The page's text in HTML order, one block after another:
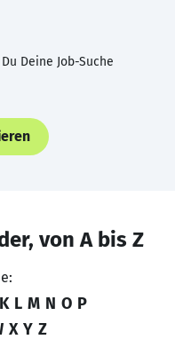
Deine Job-Suche
von A bis Z
K L M N O P
X Y Z